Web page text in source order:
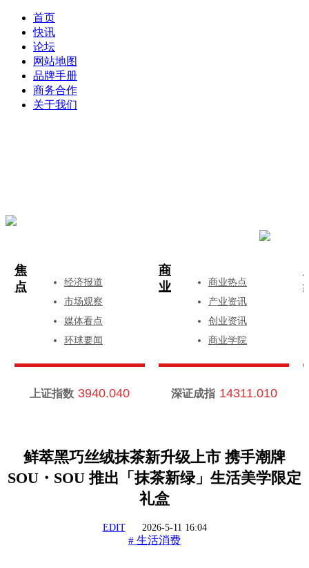
首页
快讯
论坛
网站地图
品牌手册
商务合作
关于我们
焦
点
经济报道
市场观察
媒体看点
环球要闻
商
业
商业热点
产业资讯
创业资讯
商业学院
上证指数 3940.040 深证成指 14311.010
鲜萃黑巧丝绒抹茶新升级上市 携手潮牌
SOU・SOU 推出「抹茶新绿」生活美学限定
礼盒
EDIT 2026-5-11 16:04
# 生活消费